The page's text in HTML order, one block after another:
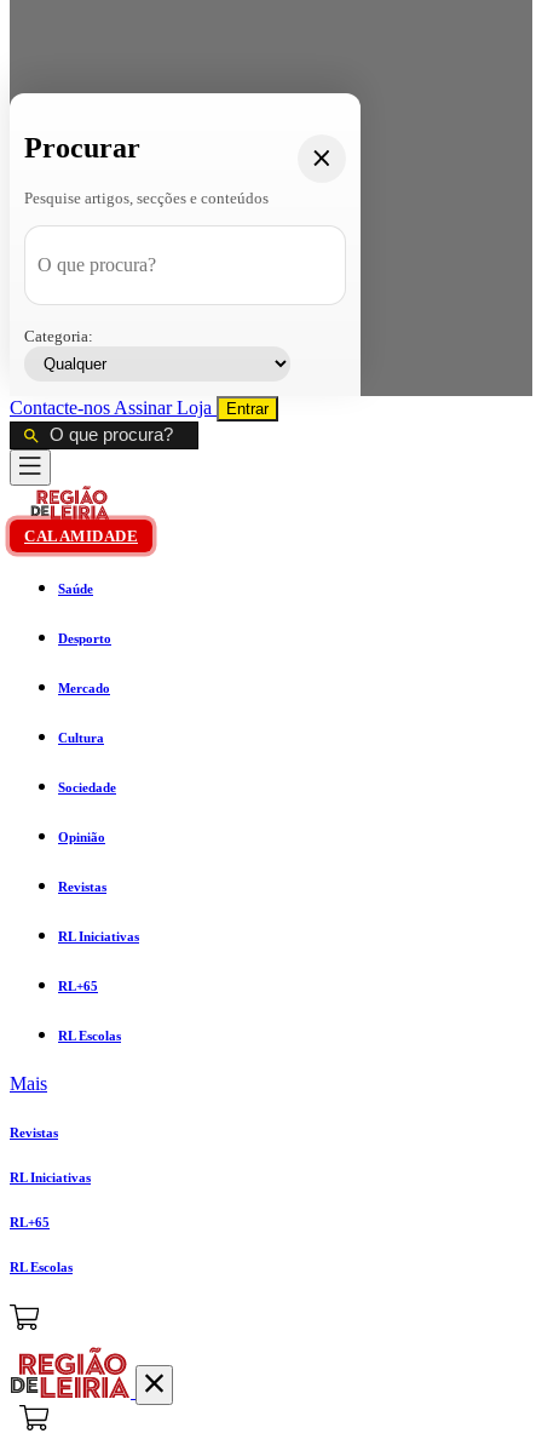
Procurar
Pesquise artigos, secções e conteúdos
Categoria:
Contacte-nos AssinarLoja Entrar
CALAMIDADE
Saúde
Desporto
Mercado
Cultura
Sociedade
Opinião
Revistas
RL Iniciativas
RL+65
RL Escolas
Mais
Revistas
RL Iniciativas
RL+65
RL Escolas